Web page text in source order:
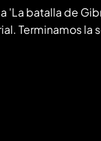
'La batalla de
Terminamos